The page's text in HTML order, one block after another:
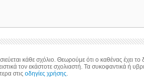
κάθε σχόλιο. Θεωρούμε ότι ο καθένας έχει το
τον εκάστοτε σχολιαστή. Τα συκοφαντικά ή
στιςοδηγίες χρήσης